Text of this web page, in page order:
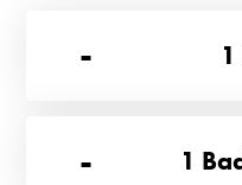
-
1
- 1